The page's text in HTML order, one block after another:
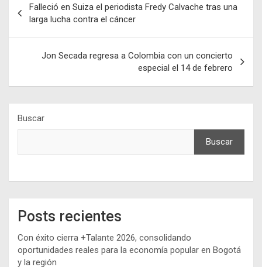
de
entradas
Falleció en Suiza el periodista Fredy Calvache tras una
larga lucha contra el cáncer
Jon Secada regresa a Colombia con un concierto
especial el 14 de febrero
Buscar
Buscar
Posts recientes
Con éxito cierra +Talante 2026, consolidando
oportunidades reales para la economía popular en Bogotá
y la región